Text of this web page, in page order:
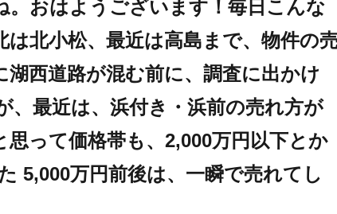
。おはようございます！毎日こんな
北小松、最近は高島まで、物件の
西道路が混む前に、調査に出かけ
、最近は、浜付き・浜前の売れ方が
って価格帯も、2,000万円以下とか
5,000万円前後は、一瞬で売れてし